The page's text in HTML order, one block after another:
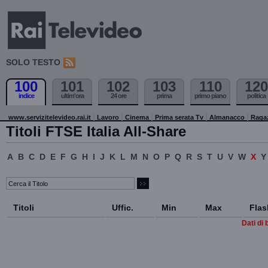
SOLO TESTO
100
indice
101
ultim'ora
102
24 ore
103
prima
110
primo piano
120
politica
www.servizitelevideo.rai.it Lavoro Cinema Prima serata Tv Almanacco
Titoli FTSE Italia All-Share
A B C D E F G H I J K L M N O P Q R S T U V W X Y
Titoli Uffic. Min Max
Dati di